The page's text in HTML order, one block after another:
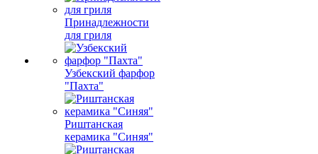
Принадлежности
для гриля
Узбекский фарфор
"Пахта"
Риштанская
керамика "Синяя"